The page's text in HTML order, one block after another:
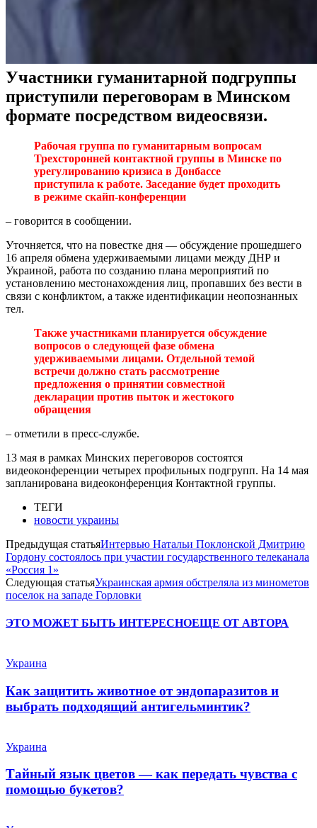
Участники гуманитарной подгруппы
приступили переговорам в Минском
формате посредством видеосвязи.
Рабочая группа по гуманитарным вопросам
Трехсторонней контактной группы в Минске по
урегулированию кризиса в Донбассе
приступила к работе. Заседание будет проходить
в режиме скайп-конференции
– говорится в сообщении.
Уточняется, что на повестке дня — обсуждение прошедшего
16 апреля обмена удерживаемыми лицами между ДНР и
Украиной, работа по созданию плана мероприятий по
установлению местонахождения лиц, пропавших без вести в
связи с конфликтом, а также идентификации неопознанных
тел.
Также участниками планируется обсуждение
вопросов о следующей фазе обмена
удерживаемыми лицами. Отдельной темой
встречи должно стать рассмотрение
предложения о принятии совместной
декларации против пыток и жестокого
обращения
– отметили в пресс-службе.
13 мая в рамках Минских переговоров состоятся
видеоконференции четырех профильных подгрупп. На 14 мая
запланирована видеоконференция Контактной группы.
ТЕГИ
новости украины
Предыдущая статьяИнтервью Натальи Поклонской Дмитрию
Гордону состоялось при участии государственного телеканала
«Россия 1»
Следующая статьяУкраинская армия обстреляла из минометов
поселок на западе Горловки
ЭТО МОЖЕТ БЫТЬ ИНТЕРЕСНОЕЩЕ ОТ АВТОРА
Украина
Как защитить животное от эндопаразитов и
выбрать подходящий антигельминтик?
Украина
Тайный язык цветов — как передать чувства с
помощью букетов?